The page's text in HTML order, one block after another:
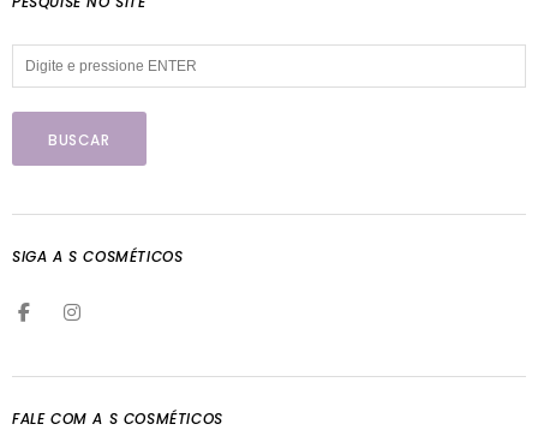
SIGA A S COSMÉTICOS
FALE COM A S COSMÉTICOS